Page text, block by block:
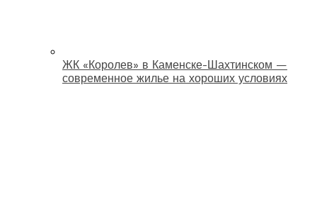
ЖК «Королев» в Каменске-Шахтинском —
современное жилье на хороших условиях